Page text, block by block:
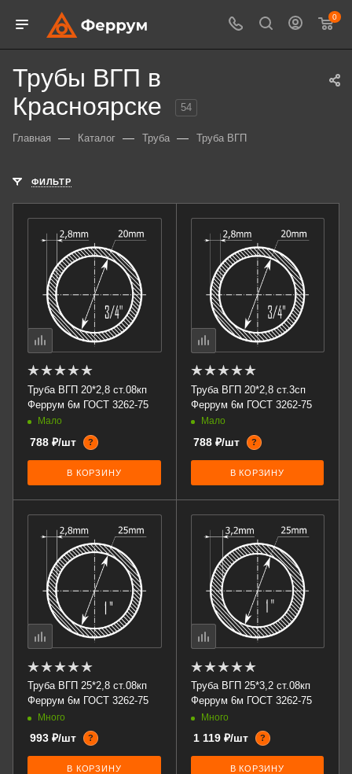
0
Трубы ВГП в
Красноярске
54
Главная — Каталог — Труба — Труба ВГП
ФИЛЬТР
Труба ВГП 20*2,8 ст.08кп
Феррум 6м ГОСТ 3262-75
Мало
788 ₽/шт ?
В КОРЗИНУ
Труба ВГП 20*2,8 ст.3сп
Феррум 6м ГОСТ 3262-75
Мало
788 ₽/шт ?
В КОРЗИНУ
Труба ВГП 25*2,8 ст.08кп
Феррум 6м ГОСТ 3262-75
Много
993 ₽/шт ?
В КОРЗИНУ
Труба ВГП 25*3,2 ст.08кп
Феррум 6м ГОСТ 3262-75
Много
1 119 ₽/шт ?
В КОРЗИНУ